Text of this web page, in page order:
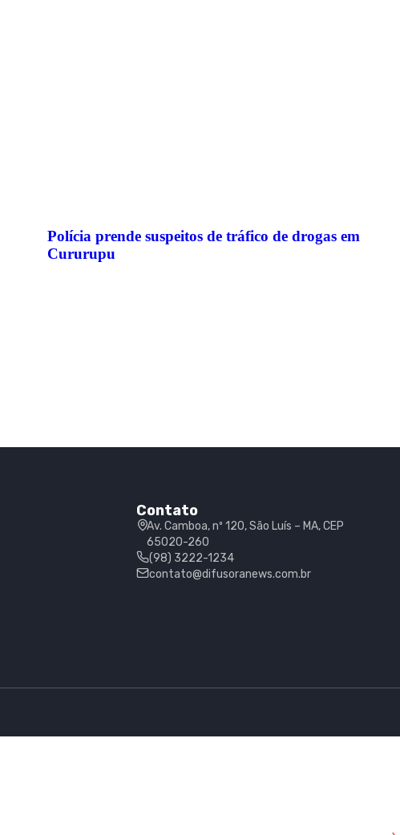
Polícia prende suspeitos de tráfico de drogas em
Cururupu
Contato
Av. Camboa, nº 120, São Luís – MA, CEP
65020-260
(98) 3222-1234
contato@difusoranews.com.br